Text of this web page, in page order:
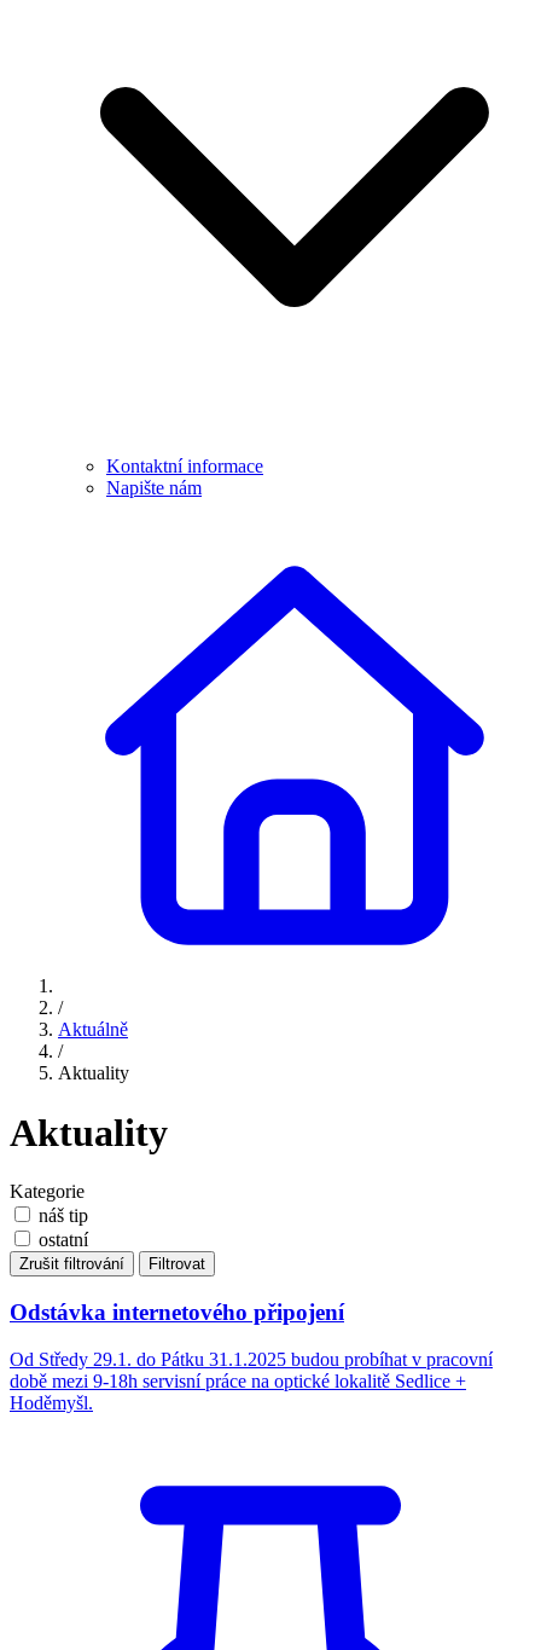
Kontaktní informace
Napište nám
/
Aktuálně
/
Aktuality
Aktuality
Kategorie
náš tip
ostatní
Zrušit filtrování Filtrovat
Odstávka internetového připojení
Od Středy 29.1. do Pátku 31.1.2025 budou probíhat v pracovní
době mezi 9-18h servisní práce na optické lokalitě Sedlice +
Hoděmyšl.